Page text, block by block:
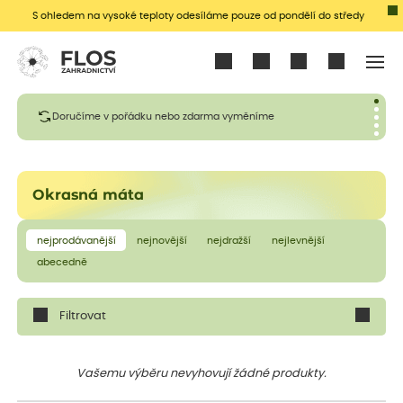
S ohledem na vysoké teploty odesíláme pouze od pondělí do středy
Doručíme v pořádku nebo zdarma vyměníme
Okrasná máta
nejprodávanější nejnovější nejdražší nejlevnější
abecedně
Filtrovat
Vašemu výběru nevyhovují žádné produkty.